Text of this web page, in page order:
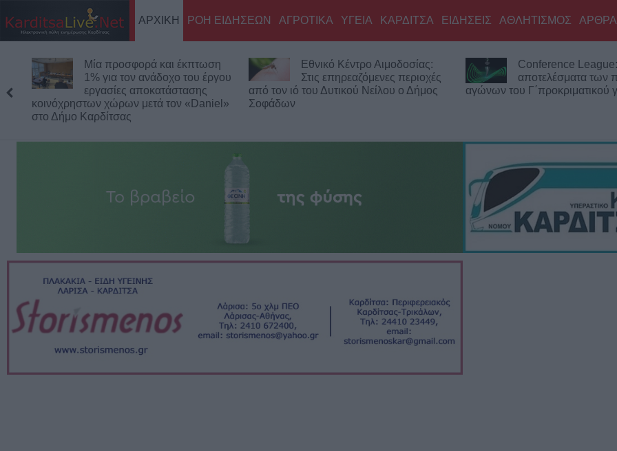
ΑΡΧΙΚΗ ΡΟΗ ΕΙΔΗΣΕΩΝ ΑΓΡΟΤΙΚΑ ΥΓΕΙΑ ΚΑΡΔΙΤΣΑ ΕΙΔΗΣΕΙΣ ΑΘΛΗΤΙΣΜΟΣ ΑΡΘΡΑ
Μία προσφορά και έκπτωση
1% για τον ανάδοχο του έργου
εργασίες αποκατάστασης
κοινόχρηστων χώρων μετά τον «Daniel»
στο Δήμο Καρδίτσας
Εθνικό Κέντρο Αιμοδοσίας:
Στις επηρεαζόμενες περιοχές
από τον ιό του Δυτικού Νείλου ο Δήμος
Σοφάδων
Conference
αποτελέσματα των
αγώνων του Γ΄προκριματικού